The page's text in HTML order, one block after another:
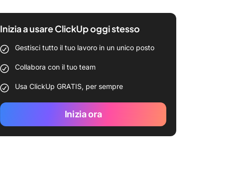
Inizia a usare ClickUp oggi stesso
Gestisci tutto il tuo lavoro in un unico posto
Collabora con il tuo team
Usa ClickUp GRATIS, per sempre
Inizia ora